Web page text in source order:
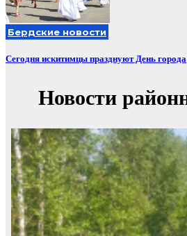
Бердские новости
Сегодня искитимцы празднуют День города